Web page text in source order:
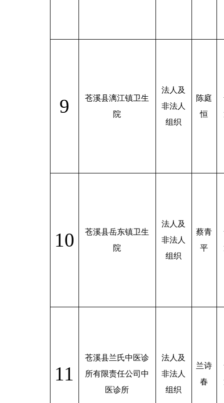
9
苍溪县漓江镇卫生
院
法人及
非法人
组织
陈庭
恒
10
苍溪县岳东镇卫生
院
法人及
非法人
组织
蔡青
平
11
苍溪县兰氏中医诊
所有限责任公司中
医诊所
法人及
非法人
组织
兰诗
春